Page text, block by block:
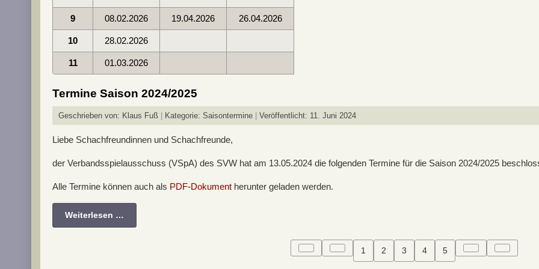
9 08.02.2026 19.04.2026 26.04.2026
10 28.02.2026
11 01.03.2026
Termine Saison 2024/2025
Geschrieben von: Klaus Fuß Kategorie: Saisontermine Veröffentlicht: 11. Juni 2024
Liebe Schachfreundinnen und Schachfreunde,
der Verbandsspielausschuss (VSpA) des SVW hat am 13.05.2024 die folgenden Termine für die Saison 2024/2025
Alle Termine können auch als PDF-Dokument herunter geladen werden.
Weiterlesen …
1 2 3 4 5